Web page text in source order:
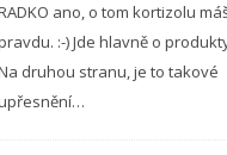
ano, o tom kortizolu
:-) Jde hlavně o
druhou stranu, je to takové